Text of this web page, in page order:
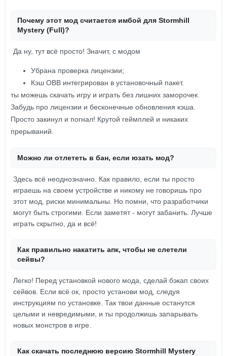
Почему этот мод считается имбой для Stormhill
Mystery (Full)?
Да ну, тут всё просто! Значит, с модом
Убрана проверка лицензии;
Кэш OBB интегрирован в установочный пакет.
ты можешь скачать игру и играть без лишних заморочек.
Забудь про лицензии и бесконечные обновления кэша.
Просто закинул и погнал! Крутой геймплей и никаких
прерываний.
Можно ли отлететь в бан, если юзать мод?
Здесь всё неоднозначно. Как правило, если ты просто
играешь на своем устройстве и никому не говоришь про
этот мод, риски минимальны. Но помни, что разработчики
могут быть строгими. Если заметят - могут забанить. Лучше
играть скрытно, да и всё!
Как правильно накатить апк, чтобы не слетели
сейвы?
Легко! Перед установкой нового мода, сделай бэкап своих
сейвов. Если всё ок, просто установи мод, следуя
инструкциям по установке. Так твои данные останутся
целыми и невредимыми, и ты продолжишь запарывать
новых монстров в игре.
Как скачать последнюю версию Stormhill Mystery